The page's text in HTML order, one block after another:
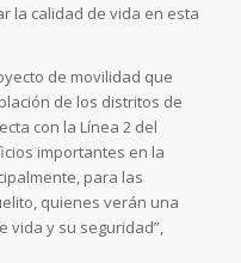
la calidad de vida en esta
de movilidad que
de los distritos de
con la Línea 2 del
importantes en la
para las
quienes verán una
vida y su seguridad”,